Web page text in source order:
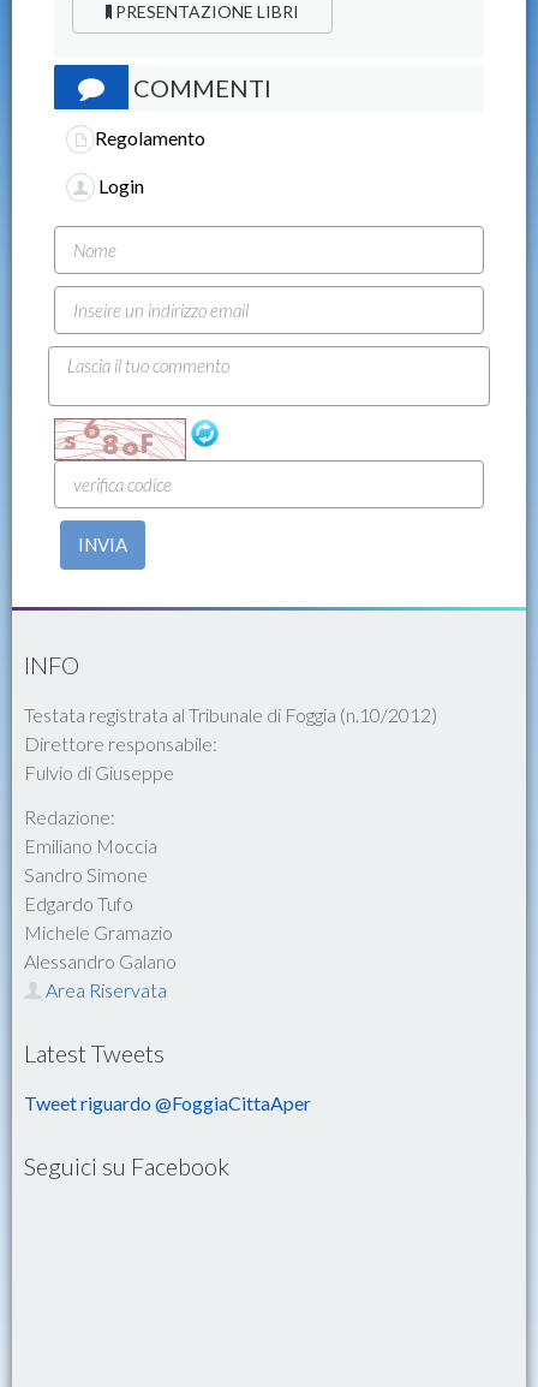
PRESENTAZIONE LIBRI
COMMENTI
Regolamento
Login
INVIA
INFO
Testata registrata al Tribunale di Foggia (n.10/2012)
Direttore responsabile:
Fulvio di Giuseppe
Redazione:
Emiliano Moccia
Sandro Simone
Edgardo Tufo
Michele Gramazio
Alessandro Galano
Area Riservata
Latest Tweets
Tweet riguardo @FoggiaCittaAper
Seguici su Facebook